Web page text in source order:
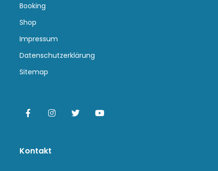
Booking
Shop
Impressum
Datenschutzerklärung
Sitemap
Kontakt